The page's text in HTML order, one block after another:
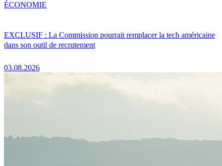
EXCLUSIF : La Commission pourrait remplacer la tech américaine
dans son outil de recrutement
03.08.2026
ÉCONOMIE